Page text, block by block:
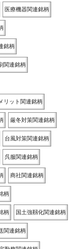
医療機器関連銘柄
銘柄
関連銘柄
リット関連銘柄
厳冬対策関連銘柄
台風対策関連銘柄
呉服関連銘柄
商社関連銘柄
柄
柄 国土強靱化関連銘柄
関連銘柄